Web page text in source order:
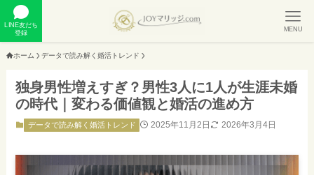
LINE友だち
登録
MENU
ホーム データで読み解く婚活トレンド
独身男性増えすぎ？男性3人に1人が生涯未婚
の時代｜変わる価値観と婚活の進め方
データで読み解く婚活トレンド 2025年11月2日 2026年3月4日